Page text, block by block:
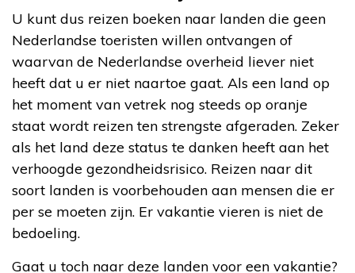
U kunt dus reizen boeken naar landen die geen
Nederlandse toeristen willen ontvangen of
waarvan de Nederlandse overheid liever niet
heeft dat u er niet naartoe gaat. Als een land op
het moment van vetrek nog steeds op oranje
staat wordt reizen ten strengste afgeraden. Zeker
als het land deze status te danken heeft aan het
verhoogde gezondheidsrisico. Reizen naar dit
soort landen is voorbehouden aan mensen die er
per se moeten zijn. Er vakantie vieren is niet de
bedoeling.
Gaat u toch naar deze landen voor een vakantie?